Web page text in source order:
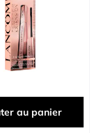
au panier